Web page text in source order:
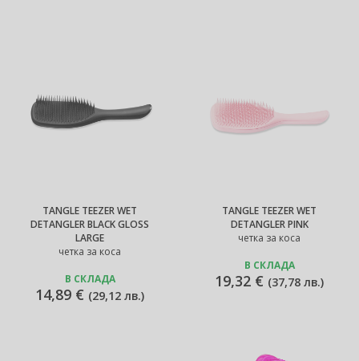
TANGLE TEEZER WET
DETANGLER BLACK GLOSS
LARGE
четка за коса
В СКЛАДА
14,89 € (29,12 лв.)
TANGLE TEEZER WET
DETANGLER PINK
четка за коса
В СКЛАДА
19,32 € (37,78 лв.)